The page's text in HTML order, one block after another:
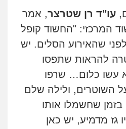
עו"ד רן שטרצר, אמר
המרכזי: "החשוד קופל
שהאירוע הסלים. יש
להראות שתפסו
עשו כלום… שרפו
על השוטרים, ולילה שלם
שחשמלו אותו
גז מדמיע, יש כאן